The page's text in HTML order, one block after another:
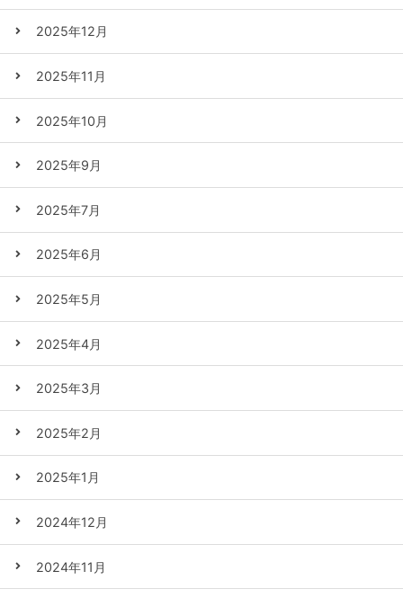
2025年12月
2025年11月
2025年10月
2025年9月
2025年7月
2025年6月
2025年5月
2025年4月
2025年3月
2025年2月
2025年1月
2024年12月
2024年11月